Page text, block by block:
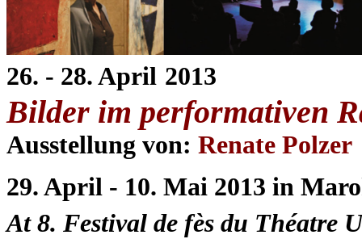
26. - 28. April 2013
Bilder im performativen
Ausstellung von: Renate Polzer
29. April - 10. Mai 2013 in
At 8. Festival de fès du Théatre